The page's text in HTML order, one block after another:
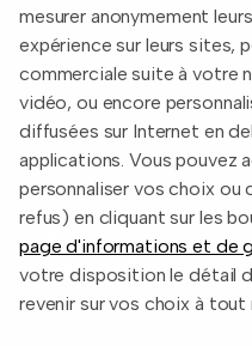
Politique
2026
mesurer anonymement
expérience sur leurs sites,
commerciale suite à votre
vidéo, ou encore
diffusées sur Internet en
applications. Vous pouvez
personnaliser vos choix ou
refus) en cliquant sur les
page d'informations et de
votre disposition le détail
revenir sur vos choix à tout